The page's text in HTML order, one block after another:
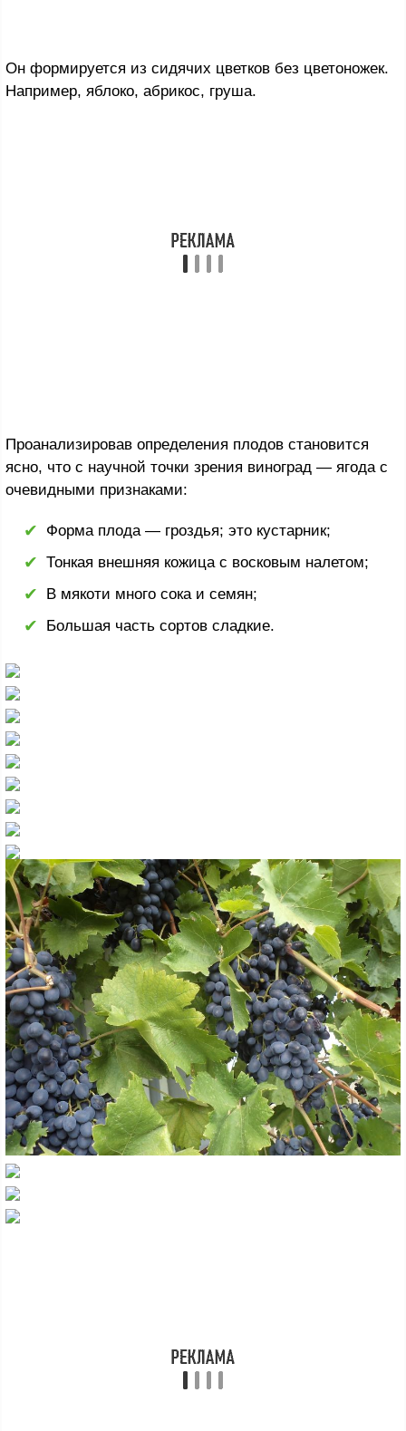
Он формируется из сидячих цветков без цветоножек.
Например, яблоко, абрикос, груша.
Проанализировав определения плодов становится
ясно, что с научной точки зрения виноград — ягода с
очевидными признаками:
Форма плода — гроздья; это кустарник;
Тонкая внешняя кожица с восковым налетом;
В мякоти много сока и семян;
Большая часть сортов сладкие.